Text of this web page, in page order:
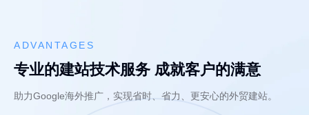
ADVANTAGES
专业的建站技术服务 成就客户的满意
助力Google海外推广，实现省时、省力、更安心的外贸建站。